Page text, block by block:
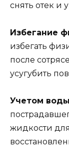
снять отек и
Избегание
избегать
после
усугубить
Учетом
жидкости